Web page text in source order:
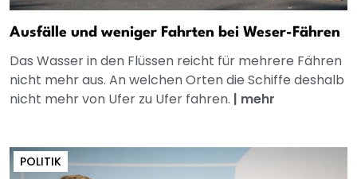
Ausfälle und weniger Fahrten bei Weser-Fähren
Das Wasser in den Flüssen reicht für mehrere Fähren
nicht mehr aus. An welchen Orten die Schiffe deshalb
nicht mehr von Ufer zu Ufer fahren. | mehr
POLITIK